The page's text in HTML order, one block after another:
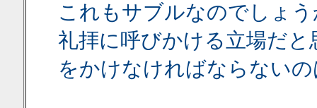
これもサブルなのでしょ
礼拝に呼びかける立場だ
をかけなければならない